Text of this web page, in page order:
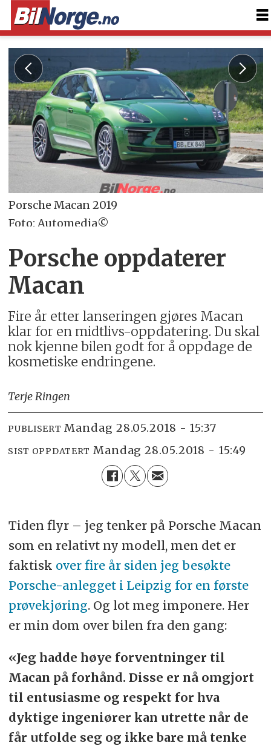
Porsche Macan 2019
Foto: Automedia©
Porsche oppdaterer
Macan
Fire år etter lanseringen gjøres Macan
klar for en midtlivs-oppdatering. Du skal
nok kjenne bilen godt for å oppdage de
kosmetiske endringene.
Terje Ringen
PUBLISERT mandag 28.05.2018 - 15:37
SIST OPPDATERT mandag 28.05.2018 - 15:49
Tiden flyr – jeg tenker på Porsche Macan
som en relativt ny modell, men det er
faktisk over fire år siden jeg besøkte
Porsche-anlegget i Leipzig for en første
prøvekjøring. Og lot meg imponere. Her
er min dom over bilen fra den gang:
«Jeg hadde høye forventninger til
Macan på forhånd. Disse er nå omgjort
til entusiasme og respekt for hva
dyktige ingeniører kan utrette når de
får utfolde seg og ikke bare må tenke